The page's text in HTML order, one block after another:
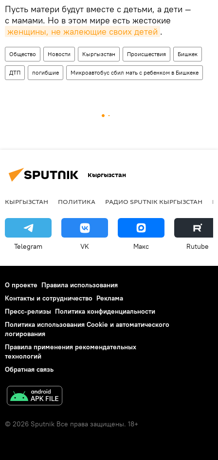
Пусть матери будут вместе с детьми, а дети —
с мамами. Но в этом мире есть жестокие
женщины, не жалеющие своих детей .
Общество Новости Кыргызстан Происшествия Бишкек
ДТП погибшие Микроавтобус сбил мать с ребенком в Бишкеке
Кыргызстан
КЫРГЫЗСТАН ПОЛИТИКА РАДИО SPUTNIK КЫРГЫЗСТАН
Telegram VK Макс Rutube
О проекте Правила использования
Контакты и сотрудничество Реклама
Пресс-релизы Политика конфиденциальности
Политика использования Cookie и автоматического
логирования
Правила применения рекомендательных
технологий
Обратная связь
© 2026 Sputnik Все права защищены. 18+